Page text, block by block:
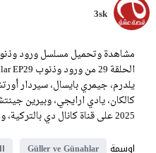
3sk
يلدرم، جيمري بايسال، سيردار
كالكان، يادي ارايجي، وبيرين
2025 على قناة كانال دي بالتركية، وعلى موقع قصة عشق بالعربية.
اوسمة
Güller ve Günahlar